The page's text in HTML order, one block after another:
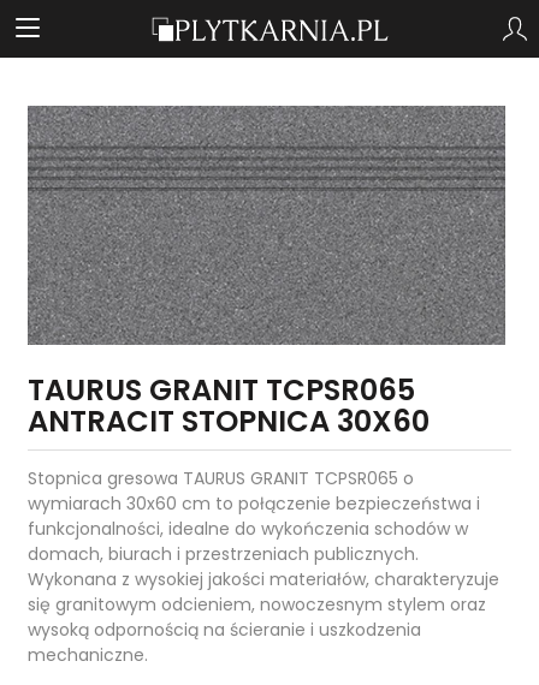
TAURUS GRANIT TCPSR065
ANTRACIT STOPNICA 30X60
Stopnica gresowa TAURUS GRANIT TCPSR065 o
wymiarach 30x60 cm to połączenie bezpieczeństwa i
funkcjonalności, idealne do wykończenia schodów w
domach, biurach i przestrzeniach publicznych.
Wykonana z wysokiej jakości materiałów, charakteryzuje
się granitowym odcieniem, nowoczesnym stylem oraz
wysoką odpornością na ścieranie i uszkodzenia
mechaniczne.